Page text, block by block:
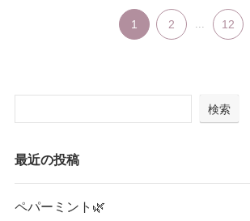
1 2 12
検索
最近の投稿
ペパーミント🌿